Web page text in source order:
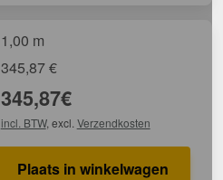
1,00 m
345,87€
345,87€
incl. BTW, excl. Verzendkosten
Plaats in winkelwagen